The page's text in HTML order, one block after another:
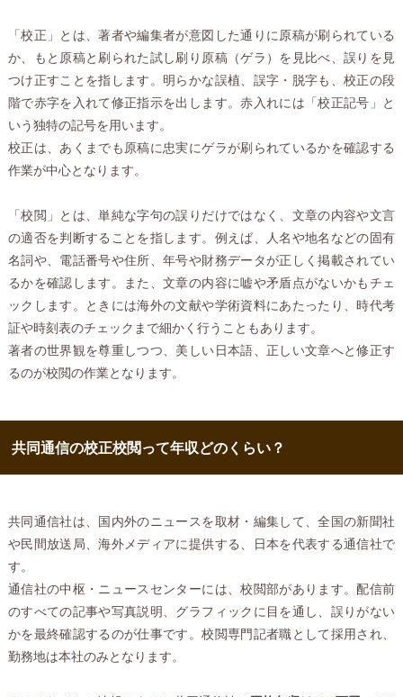
「校正」とは、著者や編集者が意図した通りに原稿が刷られている
か、もと原稿と刷られた試し刷り原稿（ゲラ）を見比べ、誤りを見
つけ正すことを指します。明らかな誤植、誤字・脱字も、校正の段
階で赤字を入れて修正指示を出します。赤入れには「校正記号」と
いう独特の記号を用います。
校正は、あくまでも原稿に忠実にゲラが刷られているかを確認する
作業が中心となります。
「校閲」とは、単純な字句の誤りだけではなく、文章の内容や文言
の適否を判断することを指します。例えば、人名や地名などの固有
名詞や、電話番号や住所、年号や財務データが正しく掲載されてい
るかを確認します。また、文章の内容に嘘や矛盾点がないかもチェ
ックします。ときには海外の文献や学術資料にあたったり、時代考
証や時刻表のチェックまで細かく行うこともあります。
著者の世界観を尊重しつつ、美しい日本語、正しい文章へと修正す
るのが校閲の作業となります。
共同通信の校正校閲って年収どのくらい？
共同通信社は、国内外のニュースを取材・編集して、全国の新聞社
や民間放送局、海外メディアに提供する、日本を代表する通信社で
す。
通信社の中枢・ニュースセンターには、校閲部があります。配信前
のすべての記事や写真説明、グラフィックに目を通し、誤りがない
かを最終確認するのが仕事です。校閲専門記者職として採用され、
勤務地は本社のみとなります。